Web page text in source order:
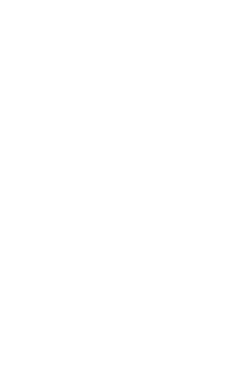
informací se dozvíte na stránkách